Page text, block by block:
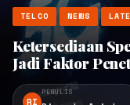
TELCO NEWS
Ketersediaan
Jadi Faktor
RI
PENULIS